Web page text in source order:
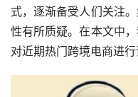
式，逐渐备受人们关注
性有所质疑。在本文中
对近期热门跨境电商进行